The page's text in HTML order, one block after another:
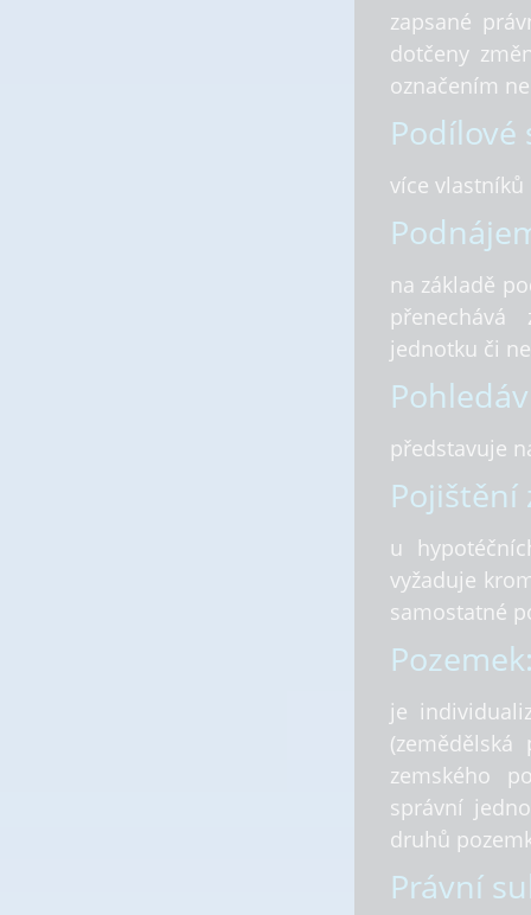
zapsané
dotčeny
označením
více
na základě
jednotku či
představuje
Pojištění
u
vyžaduje
samostatné
je
zemského
správní
druhů
Právní